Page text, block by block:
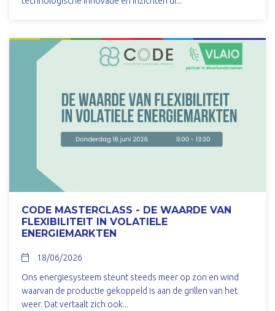
CODE MASTERCLASS - DE WAARDE VAN
FLEXIBILITEIT IN VOLATIELE
ENERGIEMARKTEN
18/06/2026
Ons energiesysteem steunt steeds meer op zon en wind
waarvan de productie gekoppeld is aan de grillen van het
weer. Dat vertaalt zich ook...